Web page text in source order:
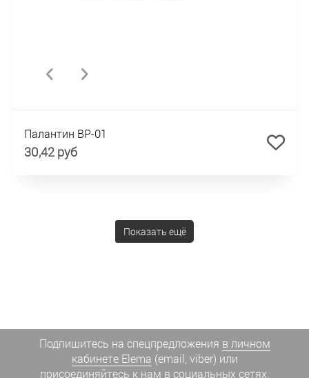
Палантин BP-01
30,42 руб
Показать ещё
Подпишитесь на спецпредложения в личном
кабинете Elema (email, viber) или
присоединяйтесь к нам в социальных сетях.